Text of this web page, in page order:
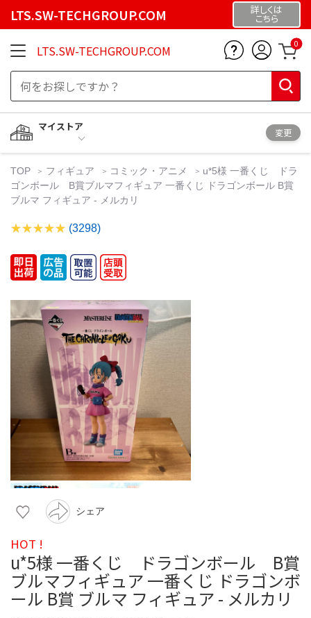
LTS.SW-TECHGROUP.COM 詳しくは
こちら
LTS.SW-TECHGROUP.COM 0
マイストア
変更
TOP フィギュア コミック・アニメ
u*5様 一番くじ ドラ
ゴンボール B賞ブルマフィギュア 一番くじ ドラゴンボール B賞
ブルマ フィギュア - メルカリ
(3298)
シェア
HOT !
u*5様 一番くじ ドラゴンボール B賞
ブルマフィギュア 一番くじ ドラゴンボ
ール B賞 ブルマ フィギュア - メルカリ